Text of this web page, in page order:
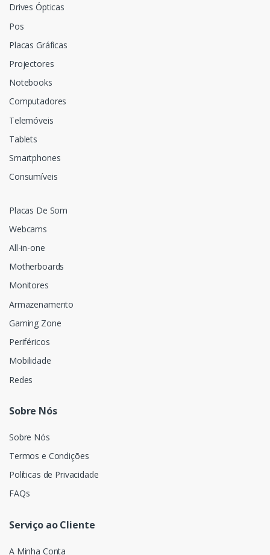
Drives Ópticas
Pos
Placas Gráficas
Projectores
Notebooks
Computadores
Telemóveis
Tablets
Smartphones
Consumíveis
Placas De Som
Webcams
All-in-one
Motherboards
Monitores
Armazenamento
Gaming Zone
Periféricos
Mobilidade
Redes
Sobre Nós
Sobre Nós
Termos e Condições
Políticas de Privacidade
FAQs
Serviço ao Cliente
A Minha Conta